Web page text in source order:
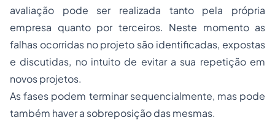
avaliação pode ser realizada tanto pela própria
empresa quanto por terceiros. Neste momento as
falhas ocorridas no projeto são identificadas, expostas
e discutidas, no intuito de evitar a sua repetição em
novos projetos.
As fases podem terminar sequencialmente, mas pode
também haver a sobreposição das mesmas.